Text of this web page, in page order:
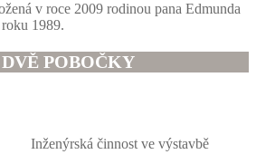
v roce 2009 rodinou pana Edmunda
1989.
POBOČKY
Inženýrská činnost ve výstavbě